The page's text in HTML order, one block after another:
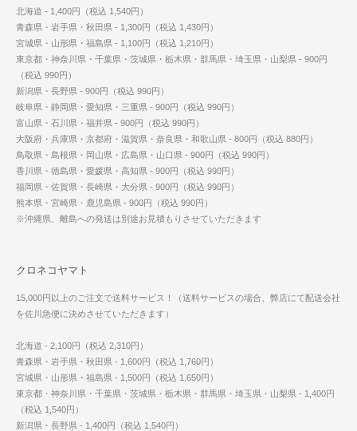
北海道 - 1,400円（税込 1,540円）
青森県・岩手県・秋田県 - 1,300円（税込 1,430円）
宮城県・山形県・福島県 - 1,100円（税込 1,210円）
東京都・神奈川県・千葉県・茨城県・栃木県・群馬県・埼玉県・山梨県 - 900円
（税込 990円）
新潟県・長野県 - 900円（税込 990円）
岐阜県・静岡県・愛知県・三重県 - 900円（税込 990円）
富山県・石川県・福井県 - 900円（税込 990円）
大阪府・兵庫県・京都府・滋賀県・奈良県・和歌山県 - 800円（税込 880円）
鳥取県・島根県・岡山県・広島県・山口県 - 900円（税込 990円）
香川県・徳島県・愛媛県・高知県 - 900円（税込 990円）
福岡県・佐賀県・長崎県・大分県 - 900円（税込 990円）
熊本県・宮崎県・鹿児島県 - 900円（税込 990円）
※沖縄県、離島への発送は別途お見積もりさせていただきます
クロネコヤマト
15,000円以上のご注文で送料サービス！（送料サービスの場合、弊店にて配送会社
を佐川急便に決めさせていただきます）
北海道 - 2,100円（税込 2,310円）
青森県・岩手県・秋田県 - 1,600円（税込 1,760円）
宮城県・山形県・福島県 - 1,500円（税込 1,650円）
東京都・神奈川県・千葉県・茨城県・栃木県・群馬県・埼玉県・山梨県 - 1,400円
（税込 1,540円）
新潟県・長野県 - 1,400円（税込 1,540円）